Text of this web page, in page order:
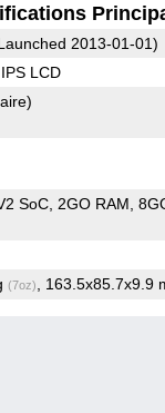
2013-01-01)
LCD
SoC 2GO RAM
(7oz) , 163.5x85.7x9.9